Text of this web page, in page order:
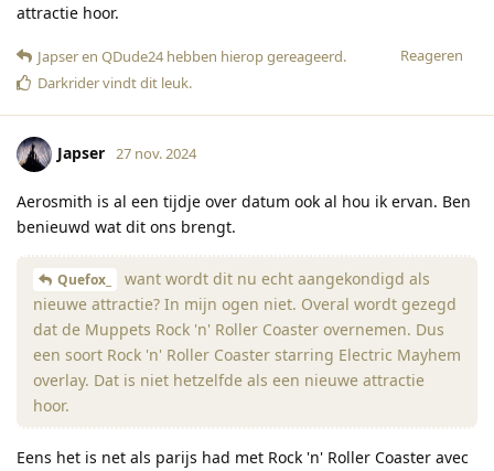
attractie hoor.
Reageren
Japseren QDude24hebben hierop gereageerd.
Darkridervindt dit leuk.
Japser 27 nov. 2024
Aerosmith is al een tijdje over datum ook al hou ik ervan. Ben
benieuwd wat dit ons brengt.
Quefox_
want wordt dit nu echt aangekondigd als
nieuwe attractie? In mijn ogen niet. Overal wordt gezegd
dat de Muppets Rock 'n' Roller Coaster overnemen. Dus
een soort Rock 'n' Roller Coaster starring Electric Mayhem
overlay. Dat is niet hetzelfde als een nieuwe attractie
hoor.
Eens het is net als parijs had met Rock 'n' Roller Coaster avec